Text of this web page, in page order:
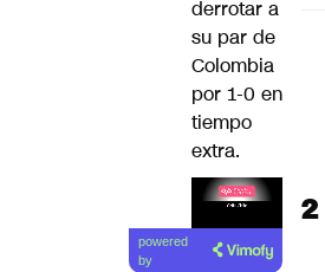
derrotar a
su par de
Colombia
por 1-0 en
tiempo
extra.
Lea el
artículo
powered
by